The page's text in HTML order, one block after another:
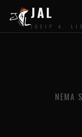
JAL
JOSIP A.
NEMA